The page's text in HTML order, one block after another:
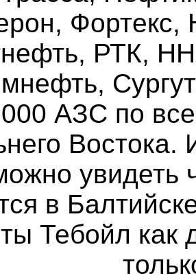
Фортекс,
РТК,
АЗС по
Востока.
увидеть
в
Тебойл как